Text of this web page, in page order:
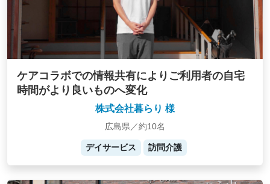
ケアコラボでの情報共有によりご利用者の自宅
時間がより良いものへ変化
株式会社暮らり 様
広島県／約10名
デイサービス 訪問介護